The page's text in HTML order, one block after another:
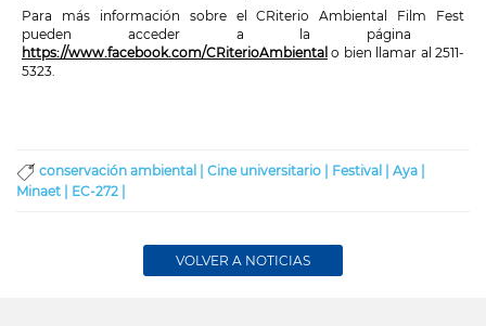
Para más información sobre elCRiterio Ambiental Film Fest
pueden acceder a la página
https://www.facebook.com/CRiterioAmbiental o bien llamar al 2511-
5323.
conservación ambiental | Cine universitario | Festival | Aya |
Minaet | EC-272 |
VOLVER A NOTICIAS